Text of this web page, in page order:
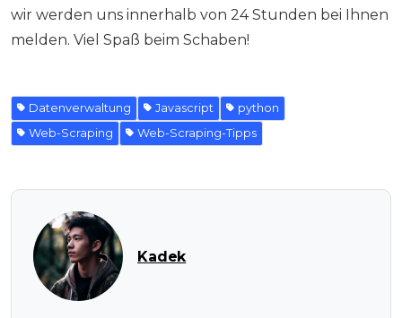
wir werden uns innerhalb von 24 Stunden bei Ihnen
melden. Viel Spaß beim Schaben!
Datenverwaltung Javascript
python
Web-Scraping
Web-Scraping-Tipps
Kadek